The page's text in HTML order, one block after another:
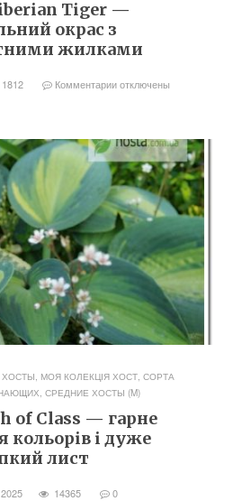
Tiger —
окрас з
жилками
Комментарииотключены
ХОСТЫ МОЯ КОЛЕКЦІЯ ХОСТ, СОРТА
СРЕДНИЕ ХОСТЫ (M)
of Class — гарне
кольорів і дуже
лист
2025 14365 0